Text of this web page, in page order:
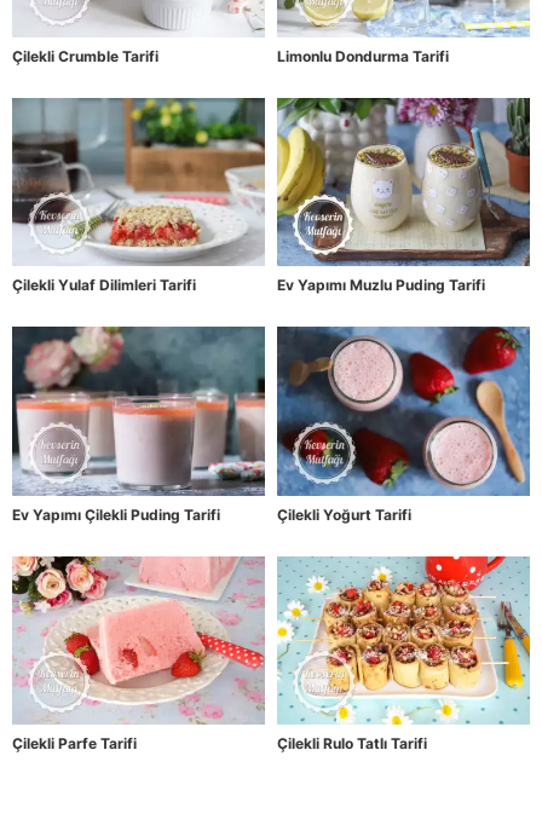
Çilekli Crumble Tarifi Limonlu Dondurma Tarifi
Çilekli Yulaf Dilimleri Tarifi Ev Yapımı Muzlu Puding Tarifi
Ev Yapımı Çilekli Puding Tarifi Çilekli Yoğurt Tarifi
Çilekli Parfe Tarifi Çilekli Rulo Tatlı Tarifi